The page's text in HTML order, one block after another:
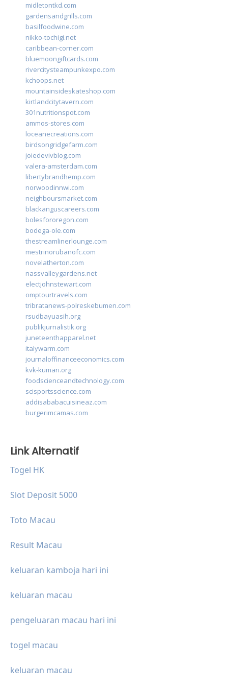
midletontkd.com
gardensandgrills.com
basilfoodwine.com
nikko-tochigi.net
caribbean-corner.com
bluemoongiftcards.com
rivercitysteampunkexpo.com
kchoops.net
mountainsideskateshop.com
kirtlandcitytavern.com
301nutritionspot.com
ammos-stores.com
loceanecreations.com
birdsongridgefarm.com
joiedevivblog.com
valera-amsterdam.com
libertybrandhemp.com
norwoodinnwi.com
neighboursmarket.com
blackanguscareers.com
bolesfororegon.com
bodega-ole.com
thestreamlinerlounge.com
mestrinorubanofc.com
novelatherton.com
nassvalleygardens.net
electjohnstewart.com
omptourtravels.com
tribratanews-polreskebumen.com
rsudbayuasih.org
publikjurnalistik.org
juneteenthapparel.net
italywarm.com
journaloffinanceeconomics.com
kvk-kumari.org
foodscienceandtechnology.com
scisportsscience.com
addisababacuisineaz.com
burgerimcamas.com
Link Alternatif
Togel HK
Slot Deposit 5000
Toto Macau
Result Macau
keluaran kamboja hari ini
keluaran macau
pengeluaran macau hari ini
togel macau
keluaran macau